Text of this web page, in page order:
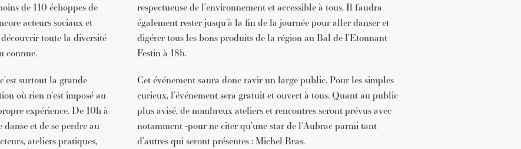
de 110 échoppes de
acteurs sociaux et
toute la diversité
connue.
surtout la grande
où rien n’est imposé au
expérience. De 10h à
danse et de se perdre au
ateliers pratiques,
respectueuse de l’environnement et accessible à tous. Il faudra
également rester jusqu’à la fin de la journée pour aller danser et
digérer tous les bons produits de la région au Bal de l’Etonnant
Festin à 18h.
Cet événement saura donc ravir un large public. Pour les simples
curieux, l’événement sera gratuit et ouvert à tous. Quant au public
plus avisé, de nombreux ateliers et rencontres seront prévus avec
notamment -pour ne citer qu’une star de l’Aubrac parmi tant
d’autres qui seront présentes : Michel Bras.